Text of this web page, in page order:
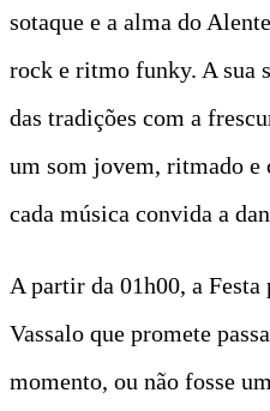
sotaque e a alma do
rock e ritmo funky. A sua
das tradições com a
um som jovem, ritmado e
cada música convida a
A partir da 01h00, a Festa
Vassalo que promete
momento, ou não fosse